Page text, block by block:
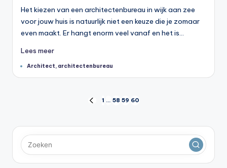
Het kiezen van een architectenbureau in wijk aan zee
voor jouw huis is natuurlijk niet een keuze die je zomaar
even maakt. Er hangt enorm veel vanaf en het is…
Lees meer
Tags:
Architect, architectenbureau
paginering
VORIGE
1 … 58 59 60